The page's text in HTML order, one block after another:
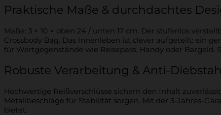
Praktische Maße & durchdachtes
Maße: 3 × 10 × oben 24 / unten 17 cm. Der stufenlos
Crossbody Bag. Das Innenleben ist clever aufgeteilt: ein
für Wertgegenstände wie Reisepass, Handy oder
Robuste Verarbeitung & Anti-
Hochwertige Reißverschlüsse sichern den Inhalt
Metallbeschläge für Stabilität sorgen. Mit der 3-Jahres-
bietet.